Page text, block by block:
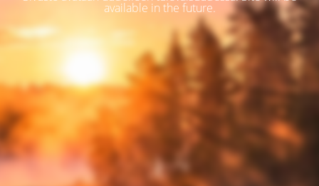
available in the future.